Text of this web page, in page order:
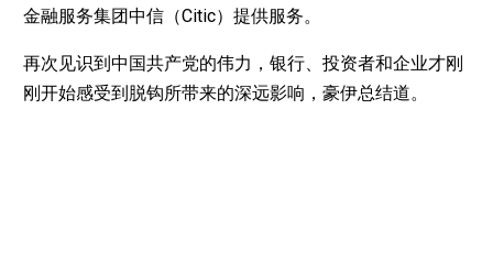
金融服务集团中信（Citic）提供服务。
再次见识到中国共产党的伟力，银行、投资者和企业才刚
刚开始感受到脱钩所带来的深远影响，豪伊总结道。